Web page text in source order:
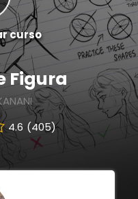
curso
Figura
4.6 (405)